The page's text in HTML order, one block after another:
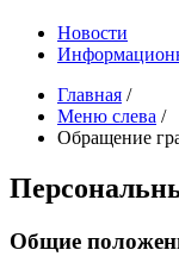
Новости
Главная /
Меню слева /
Обращение
Общие